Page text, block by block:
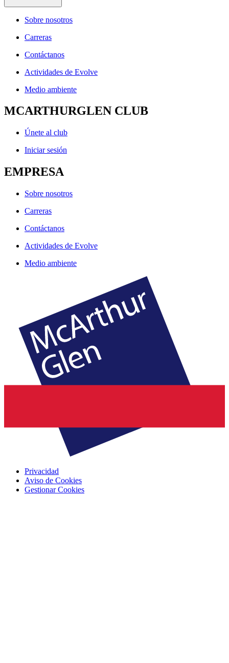
Sobre nosotros
Carreras
Contáctanos
Actividades de Evolve
Medio ambiente
MCARTHURGLEN CLUB
Únete al club
Iniciar sesión
EMPRESA
Sobre nosotros
Carreras
Contáctanos
Actividades de Evolve
Medio ambiente
Privacidad
Aviso de Cookies
Gestionar Cookies